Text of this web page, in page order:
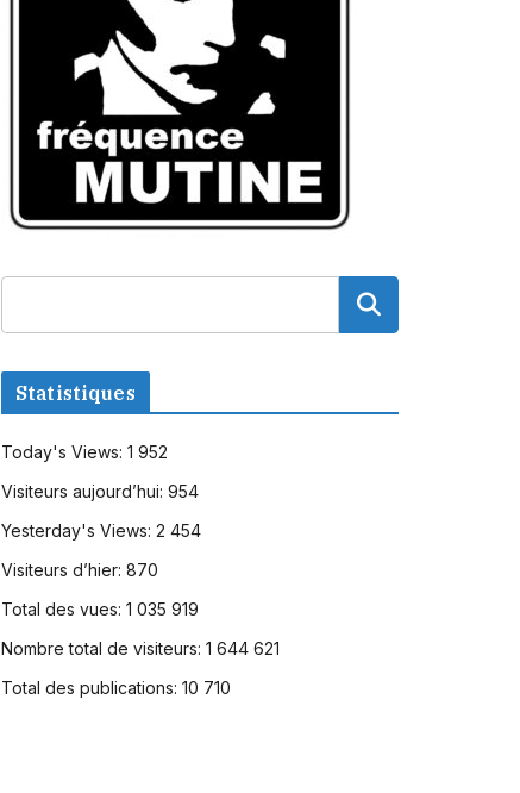
Statistiques
Today's Views: 1 952
Visiteurs aujourd’hui: 954
Yesterday's Views: 2 454
Visiteurs d’hier: 870
Total des vues: 1 035 919
Nombre total de visiteurs: 1 644 621
Total des publications: 10 710